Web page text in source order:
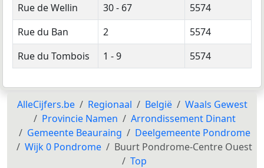
Rue de Wellin
30 - 67
5574
Rue du Ban
2
5574
Rue du Tombois
1 - 9 5574
AlleCijfers.be Regionaal België
Waals Gewest
Provincie Namen
Arrondissement Dinant
Gemeente Beauraing
Deelgemeente Pondrome
Wijk 0 Pondrome
Buurt Pondrome-Centre Ouest
Top